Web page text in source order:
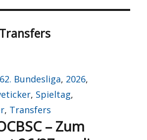
Transfers
Kategorien
2. Bundesliga, 2026,
, Spieltag,
, Transfers
– Zum